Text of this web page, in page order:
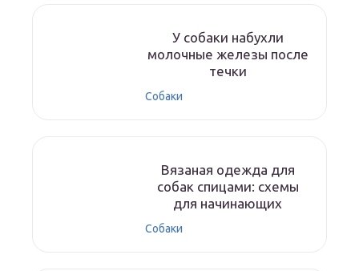
У собаки набухли
молочные железы после
течки
Собаки
Вязаная одежда для
собак спицами: схемы
для начинающих
Собаки